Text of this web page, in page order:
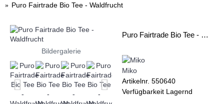
Puro Fairtrade Bio Tee - Waldfrucht
Bildergalerie
Puro Fairtrade Bio Tee - Waldfrucht
Miko
Artikelnr. 550640
Verfügbarkeit Lagernd